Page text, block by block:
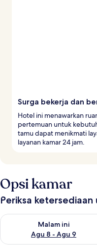
Surga bekerja dan
Hotel ini menawarkan
pertemuan untuk
tamu dapat menikmati
layanan kamar 24 jam.
Opsi kamar
Periksa
Malam ini
Agu 8 - Agu 9
Periksa ketersediaan untuk